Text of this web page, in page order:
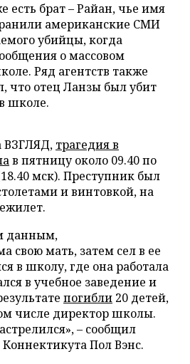
есть брат – Райан, чье имя
американские СМИ
убийцы, когда
о массовом
Ряд агентств также
что отец Ланзы был убит
школе.
ВЗГЛЯД, трагедия в
в пятницу около 09.40 по
мск). Преступник был
и винтовкой, на
данным,
свою мать, затем сел в ее
в школу, где она работала
в учебное заведение и
погибли 20 детей,
числе директор школы.
– сообщил
Пол Вэнс.